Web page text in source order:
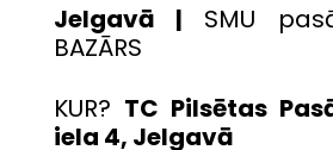
Jelgavā | SMU
BAZĀRS
KUR? TC Pilsētas
iela 4, Jelgavā